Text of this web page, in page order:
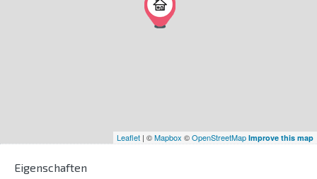
Leaflet | ©Mapbox ©OpenStreetMap Improve this map
Eigenschaften